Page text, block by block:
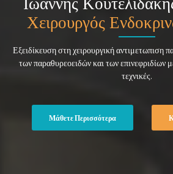
Χειρουργός
Εξειδίκευση στη χειρουργική αντιμετωπιση
των παραθυρεοειδών και των επινεφριδίων
τεχνικές.
Μάθετε Περισσότερα